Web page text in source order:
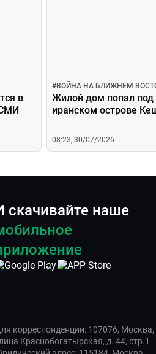
в
#ВОЙНА НА БЛИЖНЕМ
Жилой дом попал
иранском острове
08:23, 30/07/2026
скачивайте наше
корреспонденции: 107076, Москва,
Краснобогатырская, д. 44, стр.1